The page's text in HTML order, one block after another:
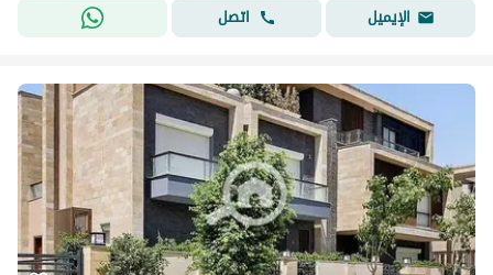
الإيميل
اتصل